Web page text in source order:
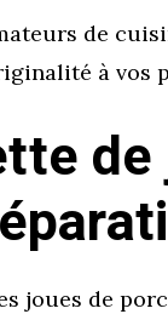
de
à vos
joues de